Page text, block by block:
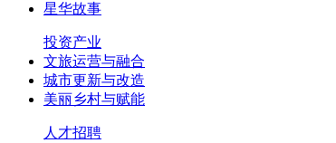
星华故事
投资产业
文旅运营与融合
城市更新与改造
美丽乡村与赋能
人才招聘